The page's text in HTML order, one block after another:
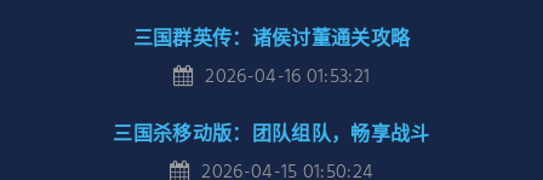
三国群英传：诸侯讨董通关攻略
2026-04-16 01:53:21
三国杀移动版：团队组队，畅享战斗
2026-04-15 01:50:24